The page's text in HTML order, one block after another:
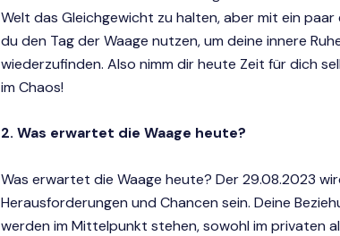
Welt das Gleichgewicht zu halten, aber mit ein
du den Tag der Waage nutzen, um deine innere
wiederzufinden. Also nimm dir heute Zeit für dich
im Chaos!
2. Was erwartet die Waage heute?
Was erwartet die Waage heute? Der 29.08.2023
Herausforderungen und Chancen sein. Deine
werden im Mittelpunkt stehen, sowohl im privaten